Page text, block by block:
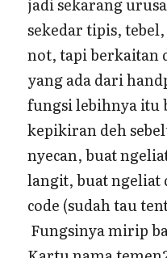
jadi sekarang
sekedar tipis,
not, tapi berkaitan
yang ada dari
fungsi lebihnya itu
kepikiran deh
nyecan, buat
langit, buat ngeliat
code (sudah tau
Fungsinya mirip